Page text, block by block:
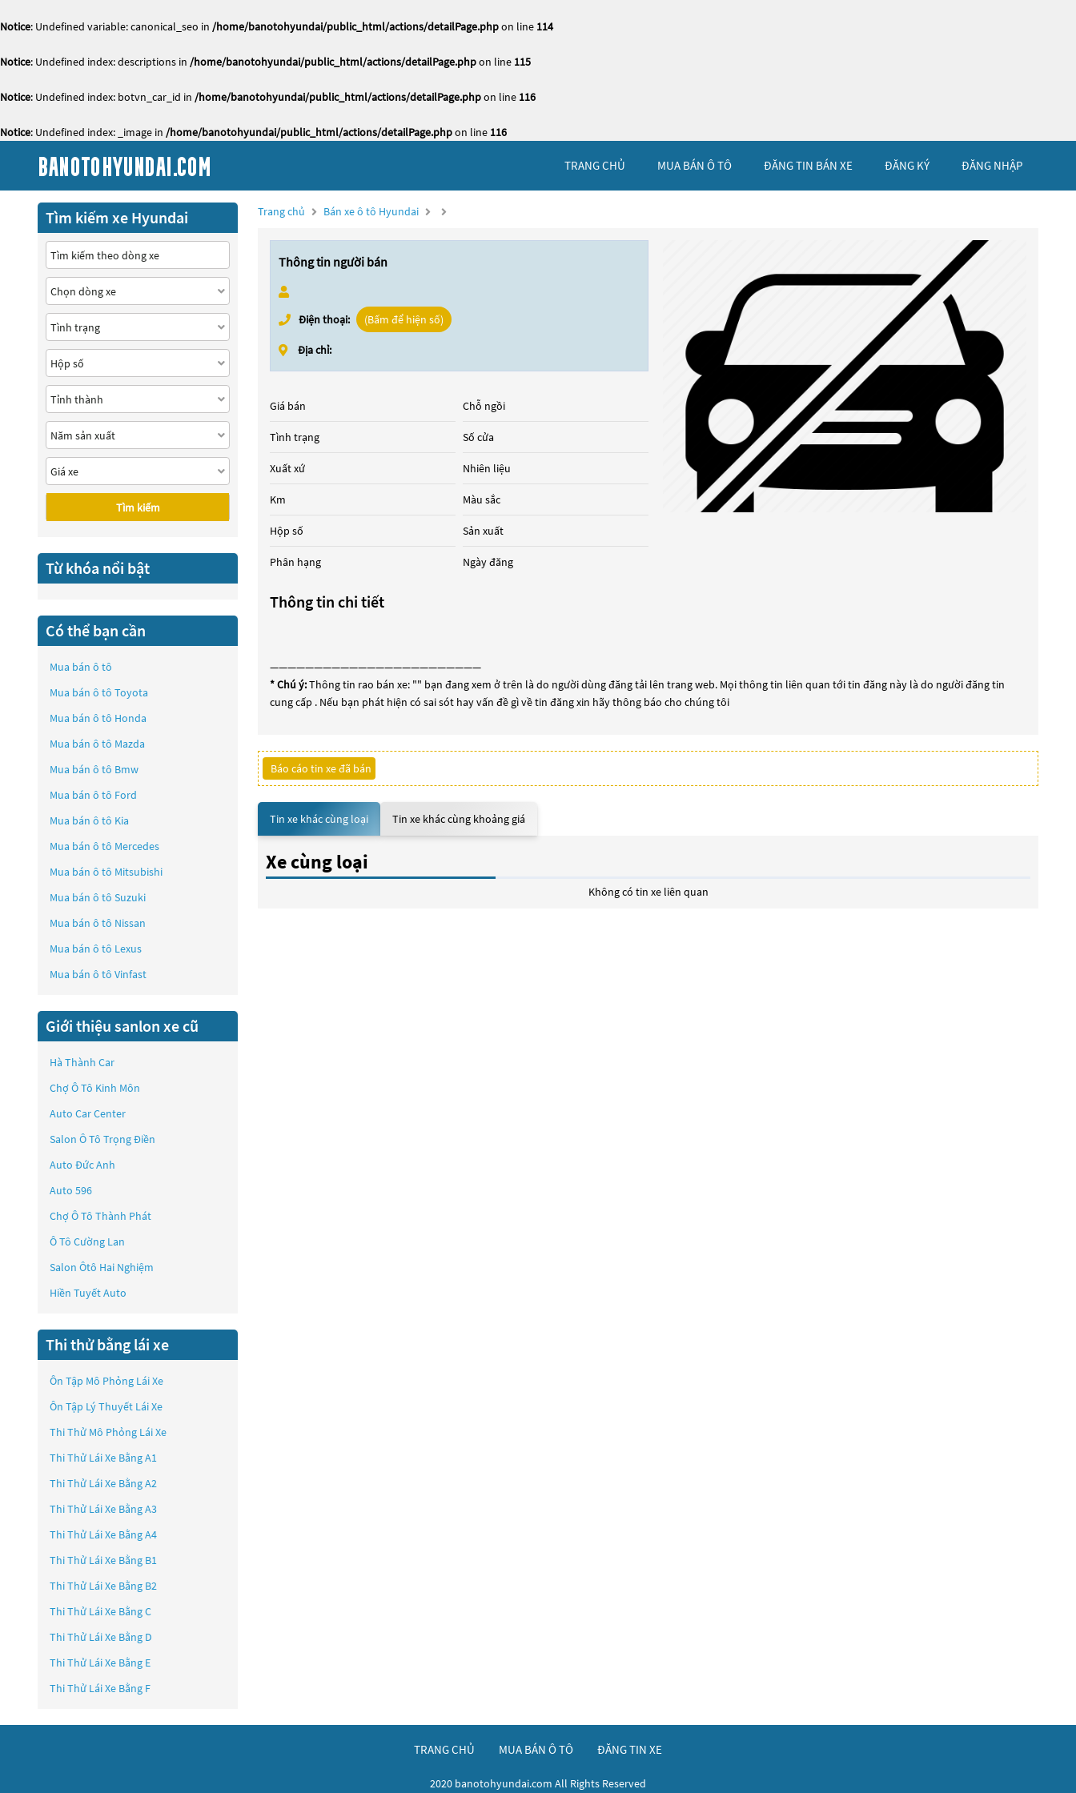
Notice: Undefined variable: canonical_seo in /home/banotohyundai/public_html/actions/detailPage.phpon line 114
Notice: Undefined index: descriptions in /home/banotohyundai/public_html/actions/detailPage.phpon line 115
Notice: Undefined index: botvn_car_id in /home/banotohyundai/public_html/actions/detailPage.phpon line 116
Notice: Undefined index: _image in /home/banotohyundai/public_html/actions/detailPage.phpon line 116
TRANG CHỦ MUA BÁN Ô TÔ ĐĂNG TIN BÁN XE ĐĂNG KÝ ĐĂNG NHẬP
Trang chủ Bán xe ô tô Hyundai
Thông tin người bán
Điện thoại: (Bấm để hiện số)
Địa chỉ:
Giá bán
Tình trạng
Xuất xứ
Km
Hộp số
Phân hạng
Chỗ ngồi
Số cửa
Nhiên liệu
Màu sắc
Sản xuất
Ngày đăng
Thông tin chi tiết
————————————————————————
* Chú ý:Thông tin rao bán xe: "" bạn đang xem ở trên là do người dùng đăng tải lên trang web. Mọi thông tin liên quan tới tin đăng này là do người đăng tin
cung cấp . Nếu bạn phát hiện có sai sót hay vấn đề gì về tin đăng xin hãy thông báo cho chúng tôi
Báo cáo tin xe đã bán
Tin xe khác cùng loại Tin xe khác cùng khoảng giá
Xe cùng loại
Không có tin xe liên quan
Tìm kiếm xe Hyundai
Tìm kiếm
Từ khóa nổi bật
Có thể bạn cần
Mua bán ô tô
Mua bán ô tô Toyota
Mua bán ô tô Honda
Mua bán ô tô Mazda
Mua bán ô tô Bmw
Mua bán ô tô Ford
Mua bán ô tô Kia
Mua bán ô tô Mercedes
Mua bán ô tô Mitsubishi
Mua bán ô tô Suzuki
Mua bán ô tô Nissan
Mua bán ô tô Lexus
Mua bán ô tô Vinfast
Giới thiệu sanlon xe cũ
Hà Thành Car
Chợ Ô Tô Kinh Môn
Auto Car Center
Salon Ô Tô Trọng Điền
Auto Đức Anh
Auto 596
Chợ Ô Tô Thành Phát
Ô Tô Cường Lan
Salon Ôtô Hai Nghiệm
Hiền Tuyết Auto
Thi thử bằng lái xe
Ôn Tập Mô Phỏng Lái Xe
Ôn Tập Lý Thuyết Lái Xe
Thi Thử Mô Phỏng Lái Xe
Thi Thử Lái Xe Bằng A1
Thi Thử Lái Xe Bằng A2
Thi Thử Lái Xe Bằng A3
Thi Thử Lái Xe Bằng A4
Thi Thử Lái Xe Bằng B1
Thi Thử Lái Xe Bằng B2
Thi Thử Lái Xe Bằng C
Thi Thử Lái Xe Bằng D
Thi Thử Lái Xe Bằng E
Thi Thử Lái Xe Bằng F
TRANG CHỦ MUA BÁN Ô TÔ ĐĂNG TIN XE
2020 banotohyundai.com All Rights Reserved